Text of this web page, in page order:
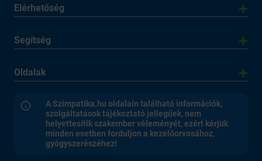
Elérhetőség
Segítség
Oldalak
A Szimpatika.hu oldalain található információk,
szolgáltatások tájékoztató jellegűek, nem
helyettesítik szakember véleményét, ezért kérjük
minden esetben forduljon a kezelőorvosához,
gyógyszerészéhez!